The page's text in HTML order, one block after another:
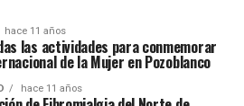
hace 11 años
las actividades para conmemorar
de la Mujer en Pozoblanco
hace 11 años